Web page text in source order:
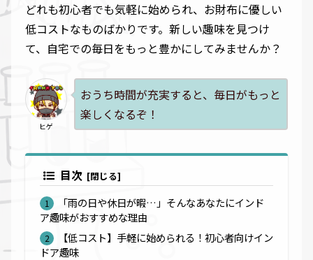
どれも初心者でも気軽に始められ、お財布に優しい
低コストなものばかりです。新しい趣味を見つけ
て、自宅での毎日をもっと豊かにしてみませんか？
ヒゲ
おうち時間が充実すると、毎日がもっと
楽しくなるぞ！
目次
「雨の日や休日が暇…」そんなあなたにインド
ア趣味がおすすめな理由
【低コスト】手軽に始められる！初心者向けイン
ドア趣味